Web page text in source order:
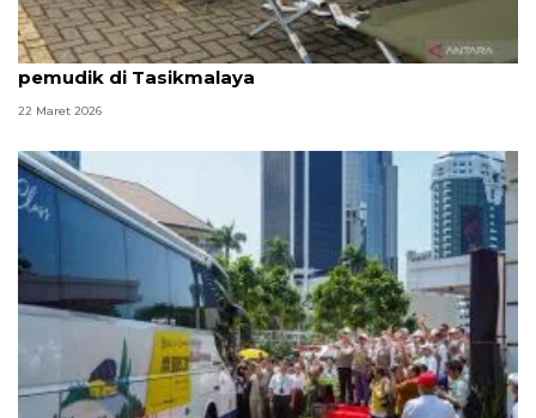
Baznas siagakan fasilitas gratis untuk para
pemudik di Tasikmalaya
22 Maret 2026